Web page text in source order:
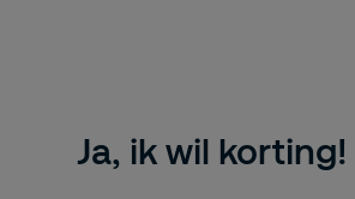
Ja, ik wil korting!